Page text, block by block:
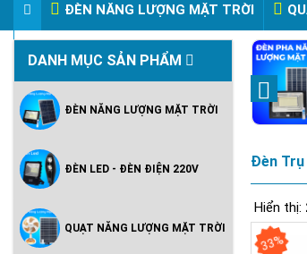
ĐÈN NĂNG LƯỢNG MẶT TRỜI
VIDEO ĐÈN PHA ĐIỆN 220V
DANH MỤC SẢN PHẨM
ĐÈN NĂNG LƯỢNG MẶT TRỜI
ĐÈN LED - ĐÈN ĐIỆN 220V
QUẠT NĂNG LƯỢNG MẶT TRỜI
Đèn Trụ
Hiển thị:
33%